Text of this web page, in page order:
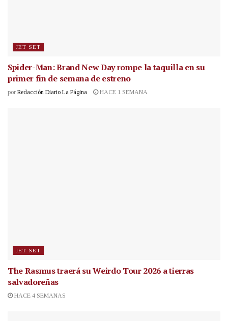
JET SET
Spider-Man: Brand New Day rompe la taquilla en su
primer fin de semana de estreno
por Redacción Diario La Página HACE 1 SEMANA
JET SET
The Rasmus traerá su Weirdo Tour 2026 a tierras
salvadoreñas
HACE 4 SEMANAS